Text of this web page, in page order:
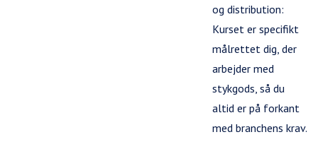
og distribution:
Kurset er specifikt
målrettet dig, der
arbejder med
stykgods, så du
altid er på forkant
med branchens krav.